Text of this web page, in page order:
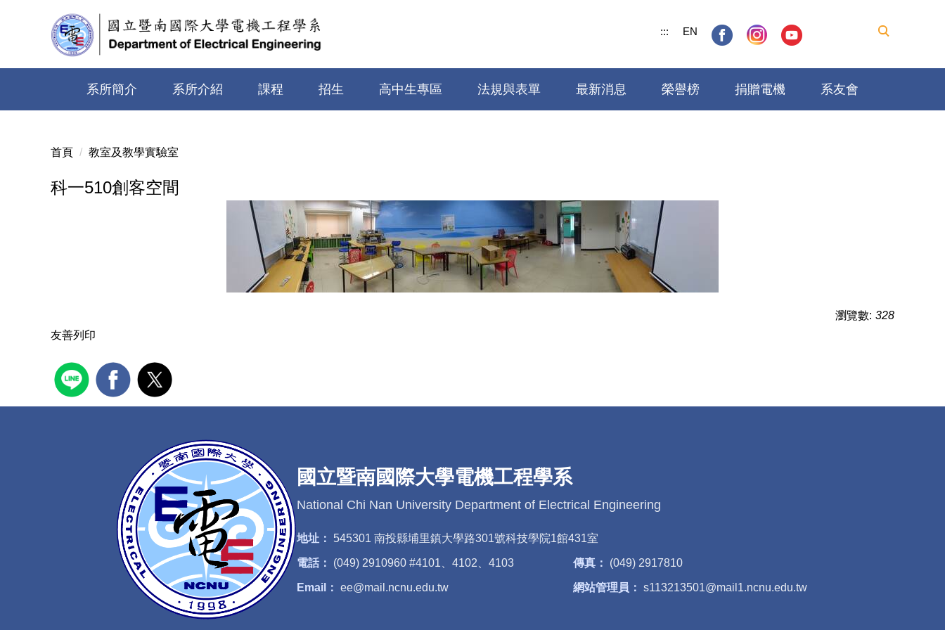
區
::: EN
系所簡介 系所介紹 課程 招生 高中生專區 法規與表單 最新消息 榮譽榜 捐贈電機 系友會
首頁 教室及教學實驗室
科一510創客空間
瀏覽數: 328
友善列印
國立暨南國際大學電機工程學系
National Chi Nan University Department of Electrical Engineering
地址： 545301 南投縣埔里鎮大學路301號科技學院1館431室
電話： (049) 2910960 #4101、4102、4103 傳真： (049) 2917810
Email： ee@mail.ncnu.edu.tw 網站管理員： s113213501@mail1.ncnu.edu.tw